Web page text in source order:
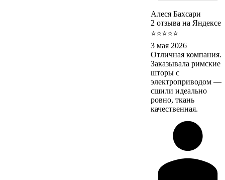
Алеся Бахсари
2 отзыва на Яндексе
⭐⭐⭐⭐⭐
3 мая 2026
Отличная компания.
Заказывала римские
шторы с
электроприводом —
сшили идеально
ровно, ткань
качественная.